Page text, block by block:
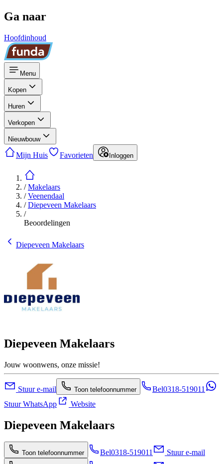
Ga naar
Hoofdinhoud
Menu
Kopen
Huren
Verkopen
Nieuwbouw
Mijn Huis Favorieten Inloggen
/Makelaars
/Veenendaal
/Diepeveen Makelaars
/
Beoordelingen
Diepeveen Makelaars
Diepeveen Makelaars
Jouw woonwens, onze missie!
Stuur e-mail Toon telefoonnummer Bel0318-519011
Stuur WhatsApp
Website
Diepeveen Makelaars
Toon telefoonnummer Bel0318-519011 Stuur e-mail